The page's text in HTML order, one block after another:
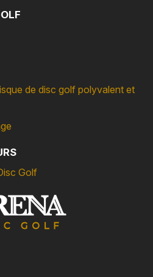
de disc golf polyvalent et
Golf